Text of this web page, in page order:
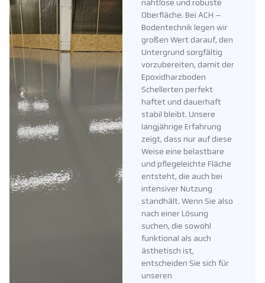
nahtlose und robuste
Oberfläche. Bei ACH –
Bodentechnik legen wir
großen Wert darauf, den
Untergrund sorgfältig
vorzubereiten, damit der
Epoxidharzboden
Schellerten perfekt
haftet und dauerhaft
stabil bleibt. Unsere
langjährige Erfahrung
zeigt, dass nur auf diese
Weise eine belastbare
und pflegeleichte Fläche
entsteht, die auch bei
intensiver Nutzung
standhält. Wenn Sie also
nach einer Lösung
suchen, die sowohl
funktional als auch
ästhetisch ist,
entscheiden Sie sich für
unseren